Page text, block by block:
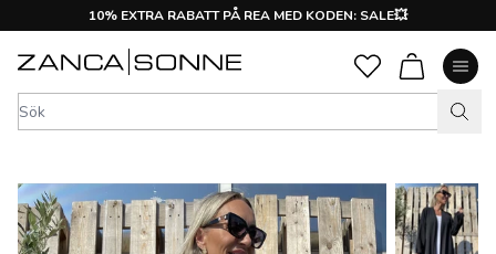
10% EXTRA RABATT PÅ REA MED KODEN: SALE💥